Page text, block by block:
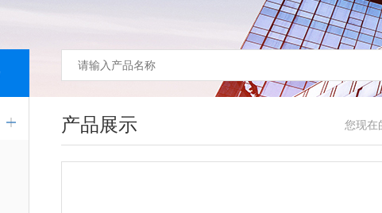
产品展示 您现在